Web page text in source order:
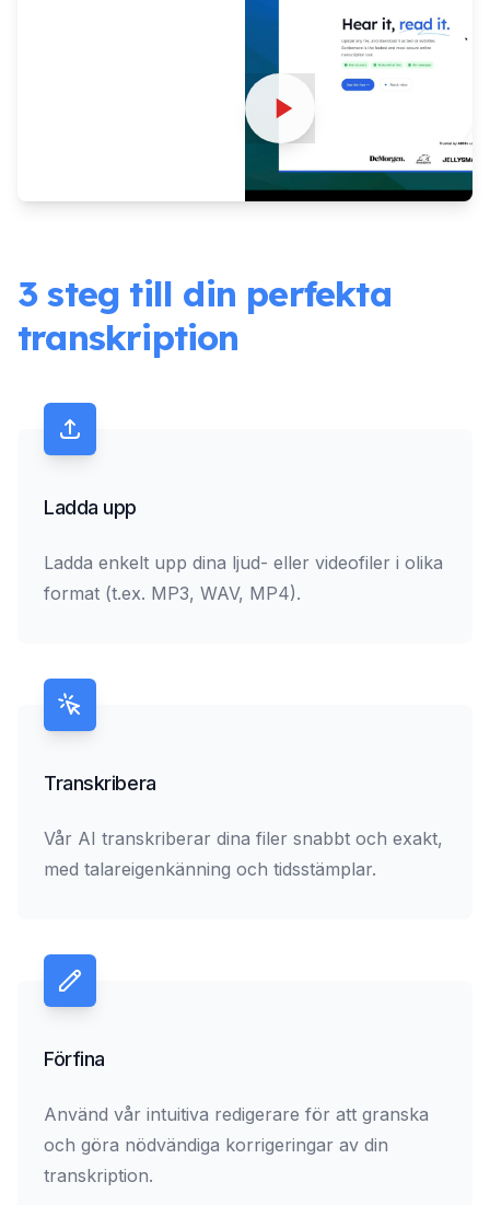
3 steg till din perfekta
transkription
Ladda upp
Ladda enkelt upp dina ljud- eller videofiler i olika
format (t.ex. MP3, WAV, MP4).
Transkribera
Vår AI transkriberar dina filer snabbt och exakt,
med talareigenkänning och tidsstämplar.
Förfina
Använd vår intuitiva redigerare för att granska
och göra nödvändiga korrigeringar av din
transkription.